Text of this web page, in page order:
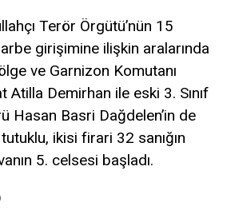
Terör Örgütü’nün 15
girişimine ilişkin aralarında
ve Garnizon Komutanı
Atilla Demirhan ile eski 3. Sınıf
Hasan Basri Dağdelen’in de
ikisi firari 32 sanığın
5. celsesi başladı.